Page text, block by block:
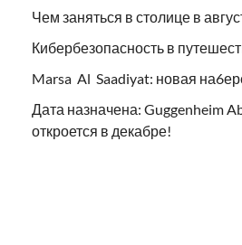
Чем заняться в столице в
Кибербезопасность в
Marsa Al Saadiyat: новая
Дата назначена: Guggenheim
откроется в декабре!